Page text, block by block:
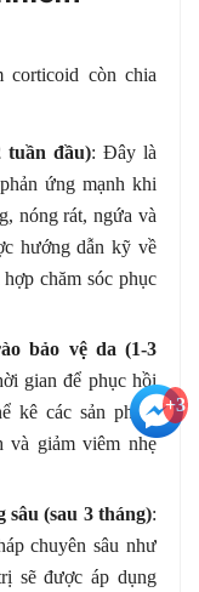
corticoid còn chia
tuần đầu): Đây là
ứng mạnh khi
nóng rát, ngứa và
hướng dẫn kỹ về
chăm sóc phục
bảo vệ da (1-3
gian để phục hồi
kê các sản phẩm
và giảm viêm nhẹ
(sau 3 tháng):
chuyên sâu như
sẽ được áp dụng
+3